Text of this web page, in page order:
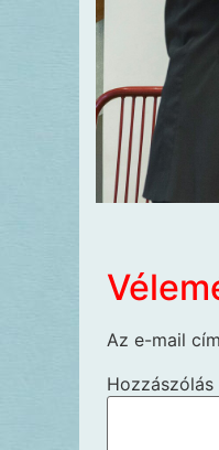
Az e-mail
Hozzászólás